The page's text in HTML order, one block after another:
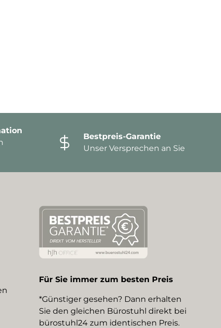
Bestpreis-Garantie
Unser Versprechen an Sie
Für Sie immer zum besten Preis
*Günstiger gesehen? Dann erhalten
Sie den gleichen Bürostuhl direkt bei
bürostuhl24 zum identischen Preis.